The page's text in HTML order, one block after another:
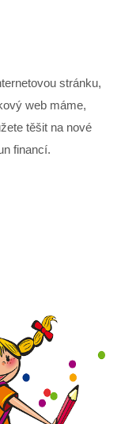
stránku,
web máme,
těšit na nové
financí.